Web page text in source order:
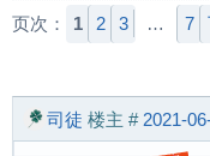
页次： 1 2 3 … 7
司徒 楼主 # 2021-